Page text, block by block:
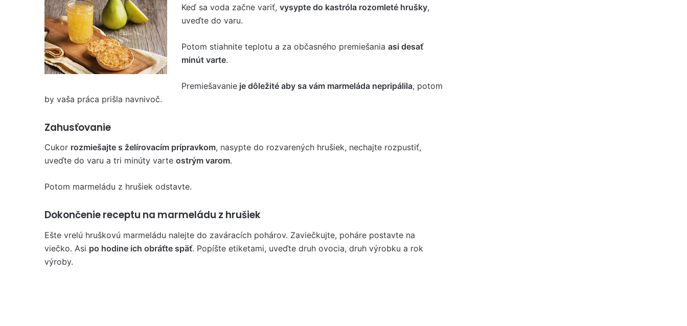
Keď sa voda začne variť, vysypte do kastróla rozomleté ​​hrušky,
uveďte do varu.
Potom stiahnite teplotu a za občasného premiešania asi desať
minút varte.
Premiešavanie je dôležité aby sa vám marmeláda nepripálila, potom
by vaša práca prišla navnivoč.
Zahusťovanie
Cukor rozmiešajte s želírovacím prípravkom, nasypte do rozvarených hrušiek, nechajte rozpustiť,
uveďte do varu a tri minúty varte ostrým varom.
Potom marmeládu z hrušiek odstavte.
Dokončenie receptu na marmeládu z hrušiek
Ešte vrelú hruškovú marmeládu nalejte do zaváracích pohárov. Zaviečkujte, poháre postavte na
viečko. Asi po hodine ich obráťte späť. Popíšte etiketami, uveďte druh ovocia, druh výrobku a rok
výroby.